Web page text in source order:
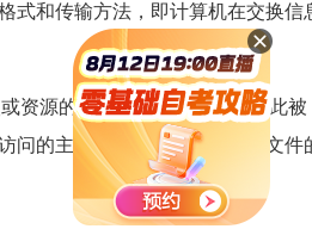
式和传输方法，即计算机在交换信
资源的Internet位置字符串，与此被
问的主机、端口号以及访问的文件